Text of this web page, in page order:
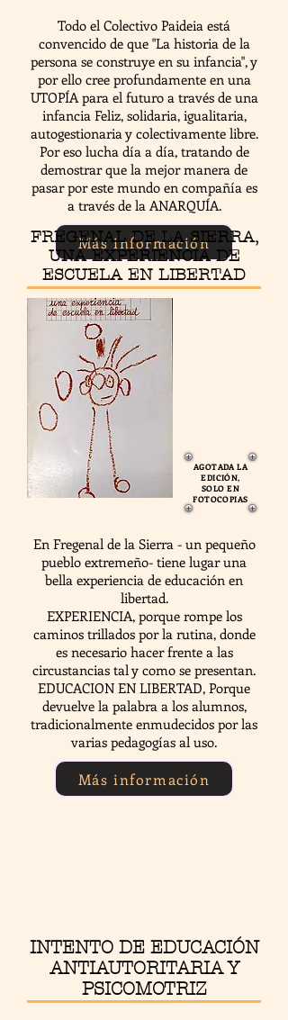
Todo el Colectivo Paideia está
convencido de que "La historia de la
persona se construye en su infancia", y
por ello cree profundamente en una
UTOPÍA para el futuro a través de una
infancia Feliz, solidaria, igualitaria,
autogestionaria y colectivamente libre.
Por eso lucha día a día, tratando de
demostrar que la mejor manera de
pasar por este mundo en compañía es
a través de la ANARQUÍA.
Más información
FREGENAL DE LA SIERRA,
UNA EXPERIENCIA DE
ESCUELA EN LIBERTAD
AGOTADA LA
EDICIÓN,
SOLO EN
FOTOCOPIAS
En Fregenal de la Sierra - un pequeño
pueblo extremeño- tiene lugar una
bella experiencia de educación en
libertad.
EXPERIENCIA, porque rompe los
caminos trillados por la rutina, donde
es necesario hacer frente a las
circustancias tal y como se presentan.
EDUCACION EN LIBERTAD, Porque
devuelve la palabra a los alumnos,
tradicionalmente enmudecidos por las
varias pedagogías al uso.
Más información
INTENTO DE EDUCACIÓN
ANTIAUTORITARIA Y
PSICOMOTRIZ